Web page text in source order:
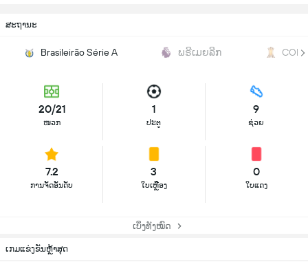
ສະຖານະ
Brasileirão Série A ພຣີເມຍລີກ
20/21
ໜວກ
1
ປະຕູ
9
ຊ່ວຍ
7.2
ການຈັດອັນດັບ
3
ໃບເຫຼືອງ
0
ໃບແດງ
ເບິ່ງທັງໝົດ
ເກມແຂ່ງຂັນຫຼ້າສຸດ